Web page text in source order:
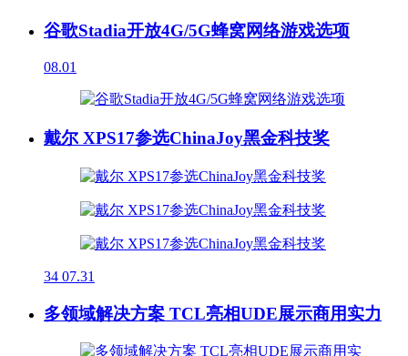
谷歌Stadia开放4G/5G蜂窝网络游戏选项
08.01
戴尔 XPS17参选ChinaJoy黑金科技奖
34 07.31
多领域解决方案 TCL亮相UDE展示商用实力